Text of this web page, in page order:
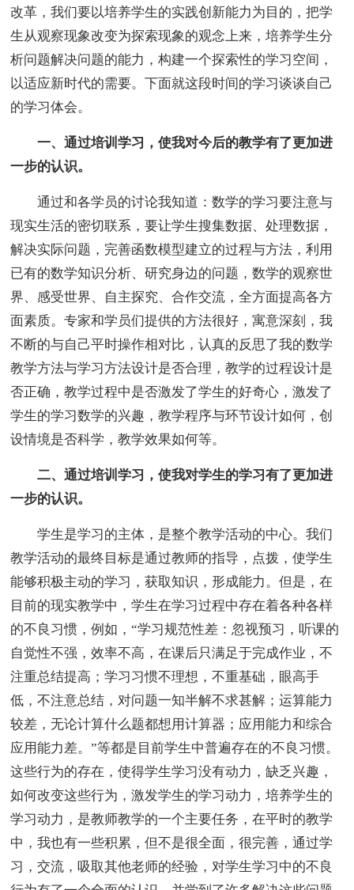
改革，我们要以培养学生的实践创新能力为目的，把学
生从观察现象改变为探索现象的观念上来，培养学生分
析问题解决问题的能力，构建一个探索性的学习空间，
以适应新时代的需要。下面就这段时间的学习谈谈自己
的学习体会。
一、通过培训学习，使我对今后的教学有了更加进
一步的认识。
通过和各学员的讨论我知道：数学的学习要注意与
现实生活的密切联系，要让学生搜集数据、处理数据，
解决实际问题，完善函数模型建立的过程与方法，利用
已有的数学知识分析、研究身边的问题，数学的观察世
界、感受世界、自主探究、合作交流，全方面提高各方
面素质。专家和学员们提供的方法很好，寓意深刻，我
不断的与自己平时操作相对比，认真的反思了我的数学
教学方法与学习方法设计是否合理，教学的过程设计是
否正确，教学过程中是否激发了学生的好奇心，激发了
学生的学习数学的兴趣，教学程序与环节设计如何，创
设情境是否科学，教学效果如何等。
二、通过培训学习，使我对学生的学习有了更加进
一步的认识。
学生是学习的主体，是整个教学活动的中心。我们
教学活动的最终目标是通过教师的指导，点拨，使学生
能够积极主动的学习，获取知识，形成能力。但是，在
目前的现实教学中，学生在学习过程中存在着各种各样
的不良习惯，例如，“学习规范性差：忽视预习，听课的
自觉性不强，效率不高，在课后只满足于完成作业，不
注重总结提高；学习习惯不理想，不重基础，眼高手
低，不注意总结，对问题一知半解不求甚解；运算能力
较差，无论计算什么题都想用计算器；应用能力和综合
应用能力差。”等都是目前学生中普遍存在的不良习惯。
这些行为的存在，使得学生学习没有动力，缺乏兴趣，
如何改变这些行为，激发学生的学习动力，培养学生的
学习动力，是教师教学的一个主要任务，在平时的教学
中，我也有一些积累，但不是很全面，很完善，通过学
习，交流，吸取其他老师的经验，对学生学习中的不良